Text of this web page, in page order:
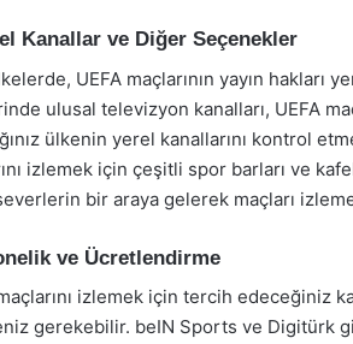
Kanallar ve Diğer Seçenekler
UEFA maçlarının yayın
ulusal televizyon kanalları, UEFA
ülkenin yerel kanallarını kontrol
izlemek için çeşitli spor barları ve
bir araya gelerek maçları
ve Ücretlendirme
izlemek için tercih edeceğiniz
gerekebilir. beIN Sports ve Digitürk